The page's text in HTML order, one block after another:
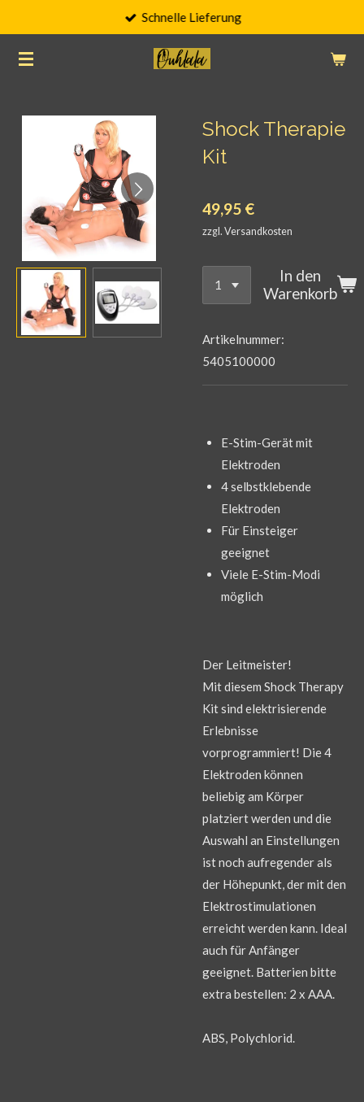
springen
Schnelle Lieferung
Shock Therapie
Kit
49,95 €
zzgl. Versandkosten
In den
Warenkorb
Artikelnummer:
5405100000
E-Stim-Gerät mit
Elektroden
4 selbstklebende
Elektroden
Für Einsteiger
geeignet
Viele E-Stim-Modi
möglich
Der Leitmeister!
Mit diesem Shock Therapy
Kit sind elektrisierende
Erlebnisse
vorprogrammiert! Die 4
Elektroden können
beliebig am Körper
platziert werden und die
Auswahl an Einstellungen
ist noch aufregender als
der Höhepunkt, der mit den
Elektrostimulationen
erreicht werden kann. Ideal
auch für Anfänger
geeignet. Batterien bitte
extra bestellen: 2 x AAA.
ABS, Polychlorid.